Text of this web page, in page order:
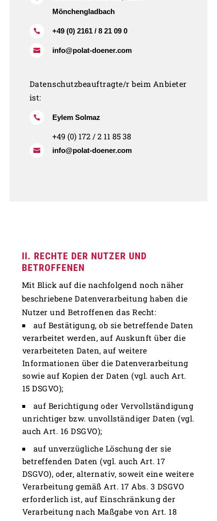
Mönchengladbach
 +49 (0) 2161 / 8 21 09 0
 info@polat-doener.com
Datenschutzbeauftragte/r beim Anbieter
ist:
 Eylem Solmaz
+49 (0) 172 / 2 11 85 38
 info@polat-doener.com
II. RECHTE DER NUTZER UND
BETROFFENEN
Mit Blick auf die nachfolgend noch näher
beschriebene Datenverarbeitung haben die
Nutzer und Betroffenen das Recht:
auf Bestätigung, ob sie betreffende Daten
verarbeitet werden, auf Auskunft über die
verarbeiteten Daten, auf weitere
Informationen über die Datenverarbeitung
sowie auf Kopien der Daten (vgl. auch Art.
15 DSGVO);
auf Berichtigung oder Vervollständigung
unrichtiger bzw. unvollständiger Daten (vgl.
auch Art. 16 DSGVO);
auf unverzügliche Löschung der sie
betreffenden Daten (vgl. auch Art. 17
DSGVO), oder, alternativ, soweit eine weitere
Verarbeitung gemäß Art. 17 Abs. 3 DSGVO
erforderlich ist, auf Einschränkung der
Verarbeitung nach Maßgabe von Art. 18